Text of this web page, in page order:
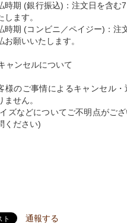
時期 (銀行振込)：注文日を含む
します。
時期 (コンビニ／ペイジー)：注
お願いいたします。
ャンセルについて
様のご事情によるキャンセル
ません。
ズなどについてご不明点がご
ください)
通報する